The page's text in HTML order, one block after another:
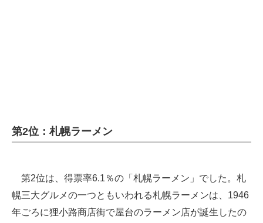
第2位：札幌ラーメン
第2位は、得票率6.1％の「札幌ラーメン」でした。札
幌三大グルメの一つともいわれる札幌ラーメンは、1946
年ごろに狸小路商店街で屋台のラーメン店が誕生したの